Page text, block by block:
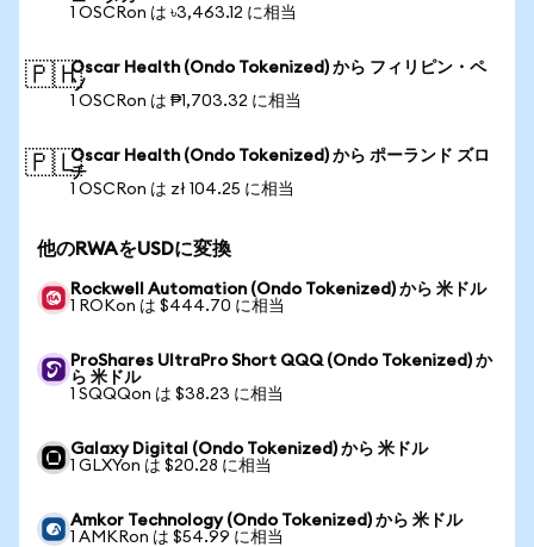
1 OSCRon は ৳3,463.12 に相当
🇵🇭Oscar Health (Ondo Tokenized) から フィリピン・ペ
ソ
1 OSCRon は ₱1,703.32 に相当
🇵🇱Oscar Health (Ondo Tokenized) から ポーランド ズロ
チ
1 OSCRon は zł 104.25 に相当
他のRWAをUSDに変換
Rockwell Automation (Ondo Tokenized) から 米ドル
1 ROKon は $444.70 に相当
ProShares UltraPro Short QQQ (Ondo Tokenized) か
ら 米ドル
1 SQQQon は $38.23 に相当
Galaxy Digital (Ondo Tokenized) から 米ドル
1 GLXYon は $20.28 に相当
Amkor Technology (Ondo Tokenized) から 米ドル
1 AMKRon は $54.99 に相当